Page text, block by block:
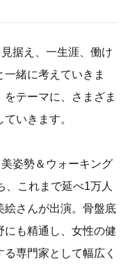
据え、一生涯、働け
緒に考えていきま
テーマに、さまざま
いきます。
姿勢＆ウォーキング
、これまで延べ1万人
絵さんが出演。骨盤底
も精通し、女性の健
専門家として幅広く